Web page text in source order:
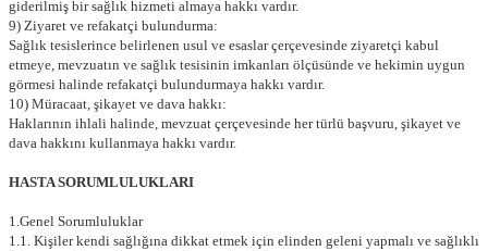
giderilmiş bir sağlık hizmeti almaya hakkı vardır.
9) Ziyaret ve refakatçi bulundurma:
Sağlık tesislerince belirlenen usul ve esaslar çerçevesinde ziyaretçi kabul
etmeye, mevzuatın ve sağlık tesisinin imkanları ölçüsünde ve hekimin uygun
görmesi halinde refakatçi bulundurmaya hakkı vardır.
10) Müracaat, şikayet ve dava hakkı:
Haklarının ihlali halinde, mevzuat çerçevesinde her türlü başvuru, şikayet ve
dava hakkını kullanmaya hakkı vardır.
HASTA SORUMLULUKLARI
1.Genel Sorumluluklar
1.1. Kişiler kendi sağlığına dikkat etmek için elinden geleni yapmalı ve sağlıklı